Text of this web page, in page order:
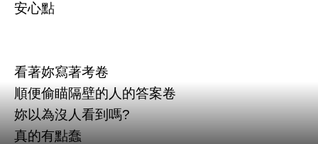
安心點
看著妳寫著考卷
順便偷瞄隔壁的人的答案卷
妳以為沒人看到嗎?
真的有點蠢